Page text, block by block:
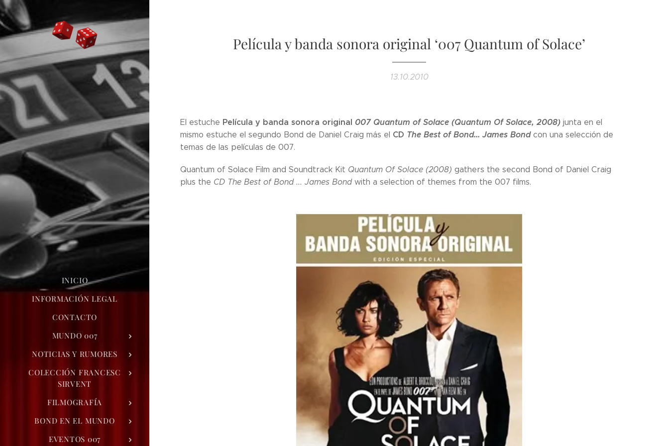
INICIO
INFORMACIÓN LEGAL
CONTACTO
MUNDO 007
NOTICIAS Y RUMORES
COLECCIÓN FRANCESC
SIRVENT
FILMOGRAFÍA
BOND EN EL MUNDO
EVENTOS 007
Película y banda sonora original ‘007 Quantum of Solace’
13.10.2010
El estuche Película y banda sonora original 007 Quantum of Solace (Quantum Of Solace, 2008) junta en el
mismo estuche el segundo Bond de Daniel Craig más el CD The Best of Bond... James Bondcon una selección de
temas de las películas de 007.
Quantum of Solace Film and Soundtrack Kit Quantum Of Solace (2008) gathers the second Bond of Daniel Craig
plus the CD The Best of Bond ... James Bondwith a selection of themes from the 007 films.